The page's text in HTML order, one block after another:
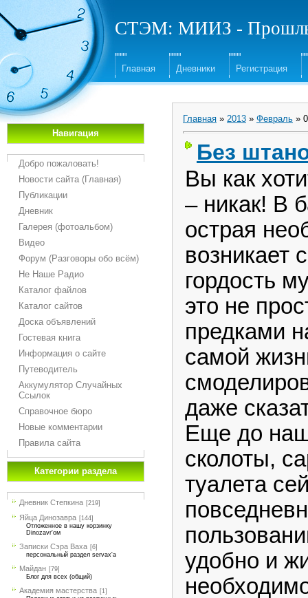
СТЭМ: МИИЗ -
Главная Дневники Регистрация
Навигация
Добро пожаловать!
Новости сайта (Главная)
Публикации
Дневник
Галерея (фотоальбом)
Видео
Форум (Разговоры обо всём)
Не Наше Радио
Каталог файлов
Каталог сайтов
Доска объявлений
Гостевая книга
Информация о сайте
Путеводитель
Аккумулятор Случайных
Ссылок
Справочное бюро
Новые комментарии
Правила сайта
Категории раздела
Дневник Степкина [219]
Яйца Динозавра [144]
Отложенное в нашу корзинку
Dinozavr'ом
Записки Сэра Ваха [6]
персональный раздел servax'а
Майдан [79]
Блог для всех (общий)
Академия мастерства [1]
Главная » 2013 » Февраль »
Без
Вы как
– никак! В
острая
возникает
гордость
это не
предками
самой
даже
Еще до
сколоты,
туалета
удобно и